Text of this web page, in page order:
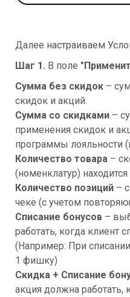
Далее настраиваем
Шаг 1. В поле
Сумма без скидок –
скидок и акций.
Сумма со скидками –
применения скидок и
программы лояльности
Количество товара –
(номенклатур) находится
Количество позиций –
чеке (с учетом
Списание бонусов –
работать, когда клиент
(Например: При
1 фишку)
Скидка + Списание
акция должна работать,